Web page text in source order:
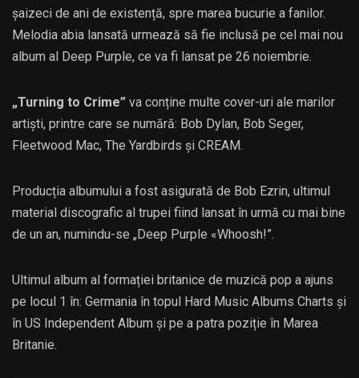
șaizeci de ani de existență, spre marea bucurie a fanilor.
Melodia abia lansată urmează să fie inclusă pe cel mai nou
album al Deep Purple, ce va fi lansat pe 26 noiembrie.
„Turning to Crime” va conține multe cover-uri ale marilor
artiști, printre care se numără: Bob Dylan, Bob Seger,
Fleetwood Mac, The Yardbirds și CREAM.
Producția albumului a fost asigurată de Bob Ezrin, ultimul
material discografic al trupei fiind lansat în urmă cu mai bine
de un an, numindu-se „Deep Purple «Whoosh!”.
Ultimul album al formației britanice de muzică pop a ajuns
pe locul 1 în: Germania în topul Hard Music Albums Charts și
în US Independent Album și pe a patra poziție în Marea
Britanie.